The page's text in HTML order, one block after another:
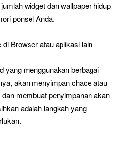
widget dan wallpaper hidup
ponsel Anda.
Browser atau aplikasi lain
yang menggunakan berbagai
akan menyimpan chace atau
membuat penyimpanan akan
adalah langkah yang